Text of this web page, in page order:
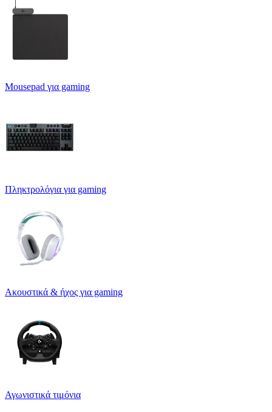
Mousepad για gaming
Πληκτρολόγια για gaming
Ακουστικά & ήχος για gaming
Αγωνιστικά τιμόνια